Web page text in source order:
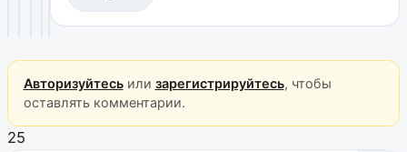
Авторизуйтесьили зарегистрируйтесь, чтобы
оставлять комментарии.
25